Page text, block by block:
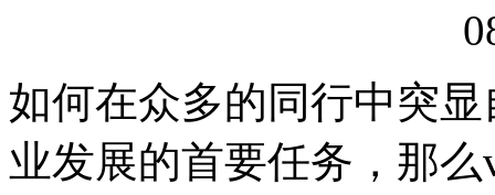
如何在众多的同行中突
业发展的首要任务，那